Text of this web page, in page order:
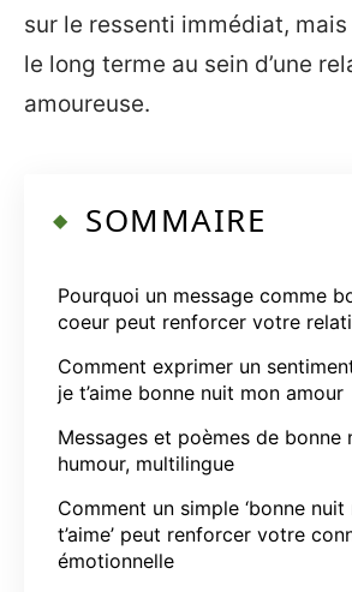
sur le ressenti immédiat,
le long terme au sein d’une
amoureuse.
SOMMAIRE
Pourquoi un message comme
coeur peut renforcer votre
Comment exprimer un
je t’aime bonne nuit mon amour
Messages et poèmes de bonne
humour, multilingue
Comment un simple ‘bonne
t’aime’ peut renforcer votre
émotionnelle